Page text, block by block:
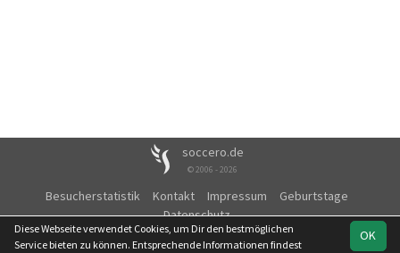
soccero.de
© 2006 - 2026
Besucherstatistik Kontakt Impressum
Geburtstage
Datenschutz
OK
Diese Webseite verwendet Cookies, um Dir den bestmöglichen
Service bieten zu können. Entsprechende Informationen findest